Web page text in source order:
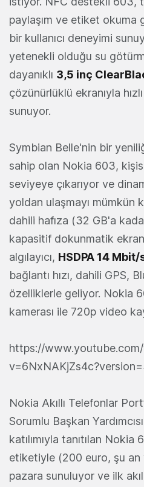
paylaşım ve etiket okuma
bir kullanıcı deneyimi
yetenekli olduğu su
dayanıklı 3,5 inç
çözünürlüklü ekranıyla
sunuyor.
Symbian Belle'nin bir
sahip olan Nokia 603,
seviyeye çıkarıyor ve
yoldan ulaşmayı mümkün
dahili hafıza (32 GB'a
kapasitif dokunmatik
algılayıcı, HSDPA 14 Mbit/
bağlantı hızı, dahili GPS,
özelliklerle geliyor. Nokia
kamerası ile 720p video
https://
Nokia Akıllı Telefonlar
Sorumlu Başkan
katılımıyla tanıtılan
etiketiyle (200 euro, şu an
pazara sunuluyor ve ilk